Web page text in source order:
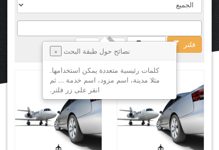
نصائح حول طبقة البحث
×
كلمات رئيسية متعددة يمكن استخدامها.
مثلا مدينة، اسم مزود، اسم خدمة ... ثم
انقر على زر فلتر.
فلتر